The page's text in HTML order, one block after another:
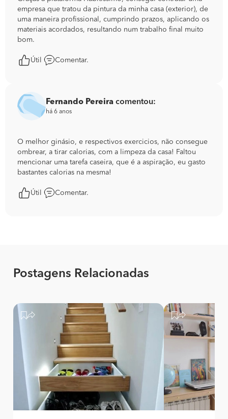
empresa que tratou da pintura da minha casa (exterior), de
uma maneira profissional, cumprindo prazos, aplicando os
materiais acordados, resultando num trabalho final muito
bom.
Útil Comentar.
Fernando Pereira comentou:
há 6 anos
O melhor ginásio, e respectivos exercicios, não consegue
ombrear, a tirar calorias, com a limpeza da casa! Faltou
mencionar uma tarefa caseira, que é a aspiração, eu gasto
bastantes calorias na mesma!
Útil Comentar.
Postagens Relacionadas